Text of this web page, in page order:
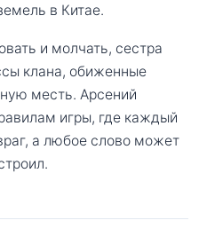
в Китае.
и молчать, сестра
клана, обиженные
месть. Арсений
игры, где каждый
а любое слово может